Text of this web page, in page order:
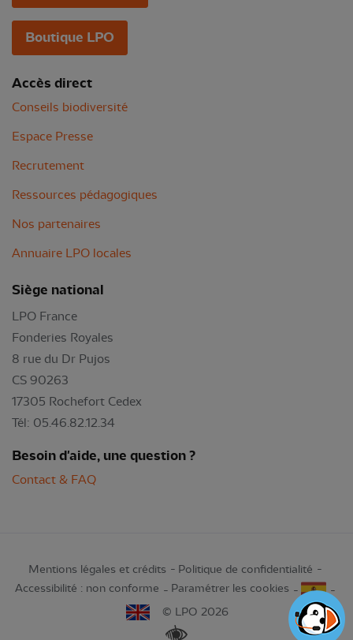
Boutique LPO
Accès direct
Conseils biodiversité
Espace Presse
Recrutement
Ressources pédagogiques
Nos partenaires
Annuaire LPO locales
Siège national
LPO France
Fonderies Royales
8 rue du Dr Pujos
CS 90263
17305 Rochefort Cedex
Tél: 05.46.82.12.34
Besoin d'aide, une question ?
Contact & FAQ
Mentions légales et crédits
Politique de confidentialité
Accessibilité : non conforme
Paramétrer les cookies
© LPO 2026